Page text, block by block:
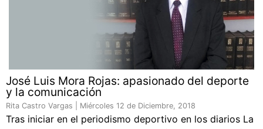
José Luis Mora Rojas: apasionado del deporte
y la comunicación
Rita Castro Vargas | Miércoles 12 de Diciembre, 2018
Tras iniciar en el periodismo deportivo en los diarios La